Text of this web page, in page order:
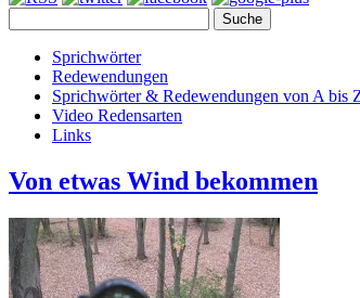
Sprichwörter
Redewendungen
Sprichwörter & Redewendungen von A bis
Video Redensarten
Links
Von etwas Wind bekommen